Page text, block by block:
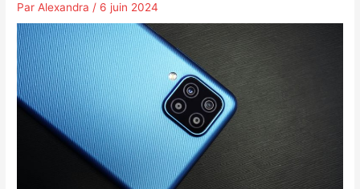
Par Alexandra / 6 juin 2024